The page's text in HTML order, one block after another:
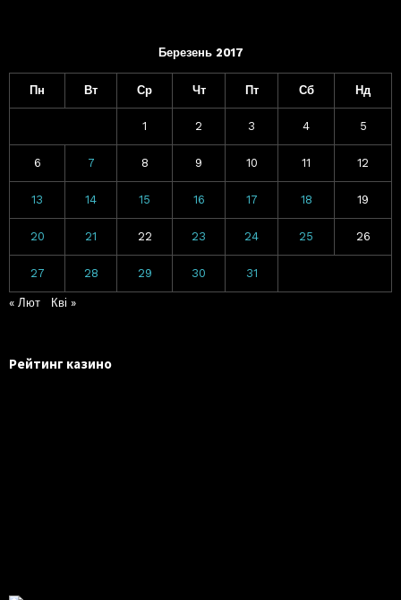
Березень 2017
Пн Вт Ср Чт Пт Сб Нд
1 2 3 4 5
6 7 8 9 10 11 12
13 14 15 16 17 18 19
20 21 22 23 24 25 26
27 28 29 30 31
« Лют Кві »
Рейтинг казино